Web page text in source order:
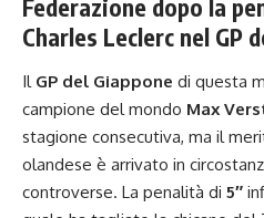
Federazione dopo la
Charles Leclerc nel GP
Il GP del Giappone di questa
campione del mondo Max
stagione consecutiva, ma il
olandese è arrivato in
controverse. La penalità di 5″